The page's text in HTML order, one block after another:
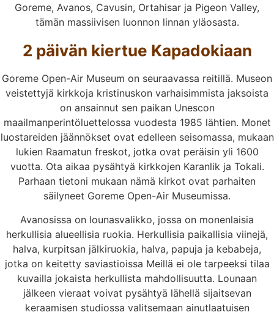
Goreme, Avanos, Cavusin, Ortahisar ja Pigeon Valley,
tämän massiivisen luonnon linnan yläosasta.
2 päivän kiertue Kapadokiaan
Goreme Open-Air Museum on seuraavassa reitillä. Museon
veistettyjä kirkkoja kristinuskon varhaisimmista jaksoista
on ansainnut sen paikan Unescon
maailmanperintöluettelossa vuodesta 1985 lähtien. Monet
luostareiden jäännökset ovat edelleen seisomassa, mukaan
lukien Raamatun freskot, jotka ovat peräisin yli 1600
vuotta. Ota aikaa pysähtyä kirkkojen Karanlik ja Tokali.
Parhaan tietoni mukaan nämä kirkot ovat parhaiten
säilyneet Goreme Open-Air Museumissa.
Avanosissa on lounasvalikko, jossa on monenlaisia
herkullisia alueellisia ruokia. Herkullisia paikallisia viinejä,
halva, kurpitsan jälkiruokia, halva, papuja ja kebabeja,
jotka on keitetty saviastioissa Meillä ei ole tarpeeksi tilaa
kuvailla jokaista herkullista mahdollisuutta. Lounaan
jälkeen vieraat voivat pysähtyä lähellä sijaitsevan
keraamisen studiossa valitsemaan ainutlaatuisen